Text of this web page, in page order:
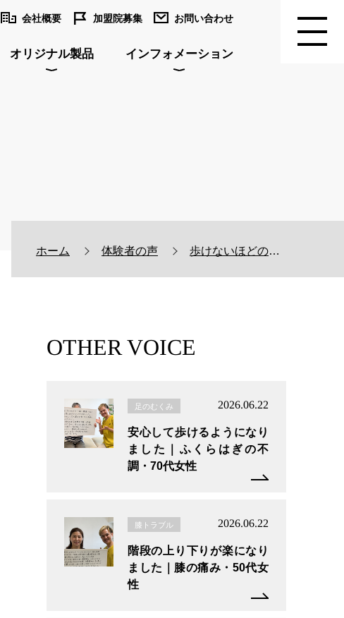
会社概要 加盟院募集 お問い合わせ
オリジナル製品 インフォメーション
ホーム 体験者の声 歩けないほどのしびれが改善しました｜80代男性
OTHER VOICE
足のむくみ 2026.06.22
安心して歩けるようになり
ました｜ふくらはぎの不
調・70代女性
膝トラブル 2026.06.22
階段の上り下りが楽になり
ました｜膝の痛み・50代女
性